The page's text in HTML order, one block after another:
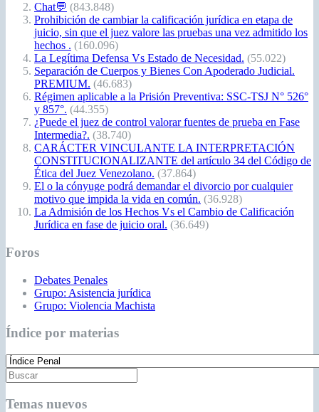
Chat💬 (843.848)
Prohibición de cambiar la calificación jurídica en etapa de
juicio, sin que el juez valore las pruebas una vez admitido los
hechos . (160.096)
La Legítima Defensa Vs Estado de Necesidad. (55.022)
Separación de Cuerpos y Bienes Con Apoderado Judicial.
PREMIUM. (46.683)
Régimen aplicable a la Prisión Preventiva: SSC-TSJ N° 526°
y 857°. (44.355)
¿Puede el juez de control valorar fuentes de prueba en Fase
Intermedia?. (38.740)
CARÁCTER VINCULANTE LA INTERPRETACIÓN
CONSTITUCIONALIZANTE del artículo 34 del Código de
Ética del Juez Venezolano. (37.864)
El o la cónyuge podrá demandar el divorcio por cualquier
motivo que impida la vida en común. (36.928)
La Admisión de los Hechos Vs el Cambio de Calificación
Jurídica en fase de juicio oral. (36.649)
Foros
Debates Penales
Grupo: Asistencia jurídica
Grupo: Violencia Machista
Índice por materias
Temas nuevos